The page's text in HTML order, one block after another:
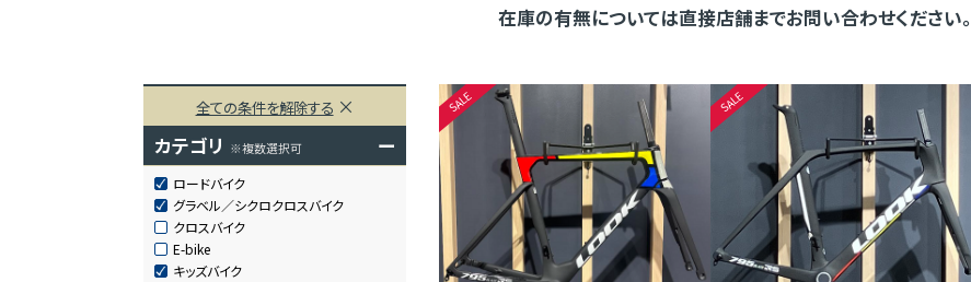
在庫の有無については直接店舗までお問い合わせください。
全ての条件を解除する
カテゴリ ※複数選択可 ー
ロードバイク
グラベル／シクロクロスバイク
クロスバイク
E-bike
キッズバイク